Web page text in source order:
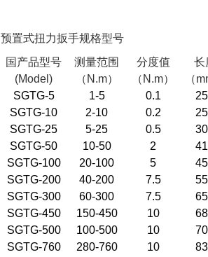
预置式扭力扳手规格型号
国产品型号
(Model)
测量范围
（N.m）
分度值
（N.m）
长
（
SGTG-5
1-5 0.1
SGTG-10
2-10 0.2
SGTG-25
5-25 0.5
SGTG-50
10-50 2
SGTG-100
20-100 5
SGTG-200
40-200 7.5
SGTG-300
60-300 7.5
SGTG-450
150-450 10
SGTG-500
100-500 10
SGTG-760
280-760 10